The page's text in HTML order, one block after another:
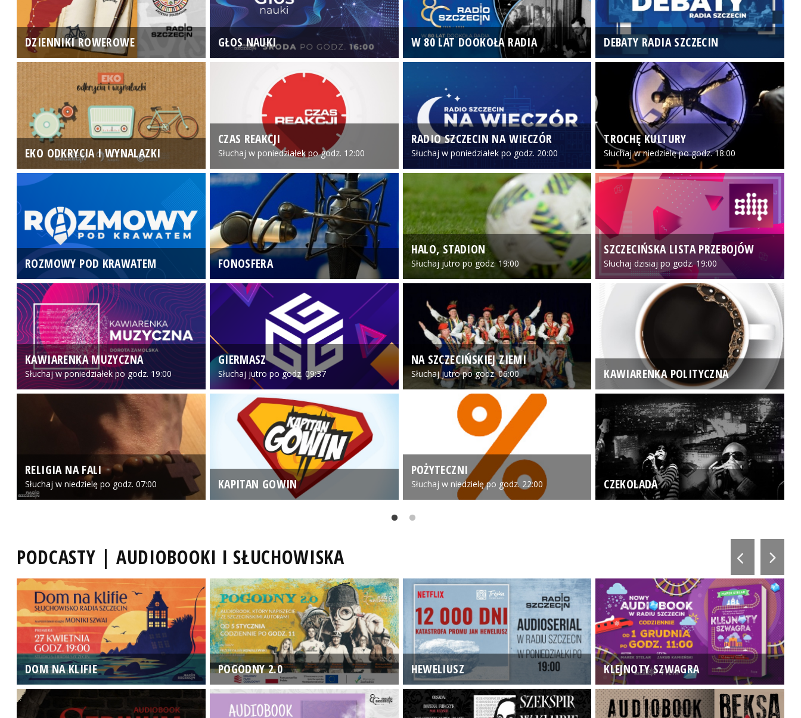
DZIENNIKI ROWEROWE GŁOS NAUKI W 80 LAT DOOKOŁA RADIA DEBATY RADIA SZCZECIN
EKO ODKRYCIA I WYNALAZKI
CZAS REAKCJI
Słuchaj w poniedziałek po godz. 12:00
RADIO SZCZECIN NA WIECZÓR
Słuchaj w poniedziałek po godz. 20:00
TROCHĘ KULTURY
Słuchaj w niedzielę po godz. 18:00
ROZMOWY POD KRAWATEM FONOSFERA
HALO, STADION
Słuchaj jutro po godz. 19:00
SZCZECIŃSKA LISTA PRZEBOJÓW
Słuchaj dzisiaj po godz. 19:00
KAWIARENKA MUZYCZNA
Słuchaj w poniedziałek po godz. 19:00
GIERMASZ
Słuchaj jutro po godz. 09:37
NA SZCZECIŃSKIEJ ZIEMI
Słuchaj jutro po godz. 06:00 KAWIARENKA POLITYCZNA
RELIGIA NA FALI
Słuchaj w niedzielę po godz. 07:00 KAPITAN GOWIN
POŻYTECZNI
Słuchaj w niedzielę po godz. 22:00 CZEKOLADA
PODCASTY | AUDIOBOOKI I SŁUCHOWISKA
DOM NA KLIFIE POGODNY 2.0 HEWELIUSZ KLEJNOTY SZWAGRA